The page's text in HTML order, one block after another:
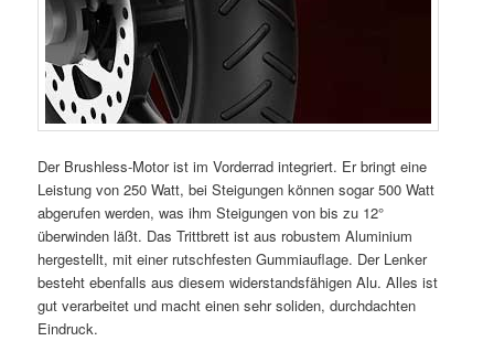
Der Brushless-Motor ist im Vorderrad integriert. Er bringt eine
Leistung von 250 Watt, bei Steigungen können sogar 500 Watt
abgerufen werden, was ihm Steigungen von bis zu 12°
überwinden läßt. Das Trittbrett ist aus robustem Aluminium
hergestellt, mit einer rutschfesten Gummiauflage. Der Lenker
besteht ebenfalls aus diesem widerstandsfähigen Alu. Alles ist
gut verarbeitet und macht einen sehr soliden, durchdachten
Eindruck.